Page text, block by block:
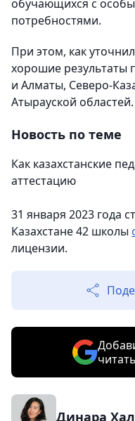
обучающихся с
потребностями.
При этом, как
хорошие результаты
и Алматы, Северо-
Атырауской областей.
Новость по теме
Как казахстанские
аттестацию
31 января 2023 года
Казахстане 42 школы
лицензии.
Динара